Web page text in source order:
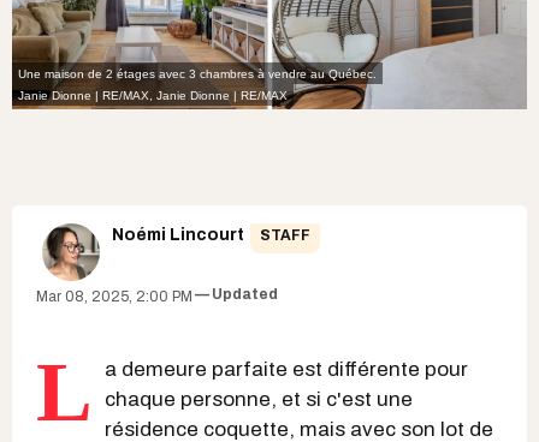
Une maison de 2 étages avec 3 chambres à vendre au Québec.
Janie Dionne | RE/MAX
Janie Dionne | RE/MAX
Noémi Lincourt STAFF
Mar 08, 2025, 2:00 PM Updated
L
a demeure parfaite est différente pour
chaque personne, et si c'est une
résidence coquette, mais avec son lot de